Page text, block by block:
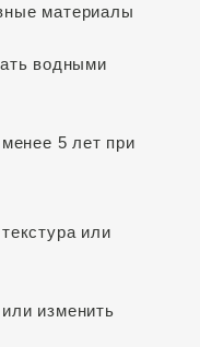
материалы
водными
5 лет при
или
изменить